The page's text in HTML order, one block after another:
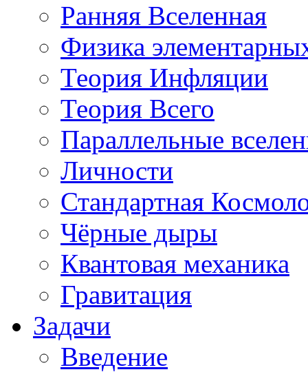
Ранняя Вселенная
Физика
Теория Инфляции
Теория Всего
Параллельные
Личности
Стандартная
Чёрные дыры
Квантовая механика
Гравитация
Задачи
Введение